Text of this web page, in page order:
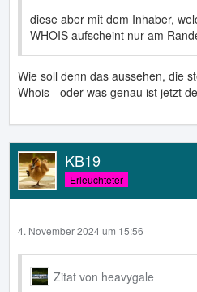
diese aber mit dem Inhaber,
WHOIS aufscheint nur am
Wie soll denn das aussehen, die
Whois - oder was genau ist jetzt
KB19
Erleuchteter
4. November 2024 um 15:56
Zitat von heavygale